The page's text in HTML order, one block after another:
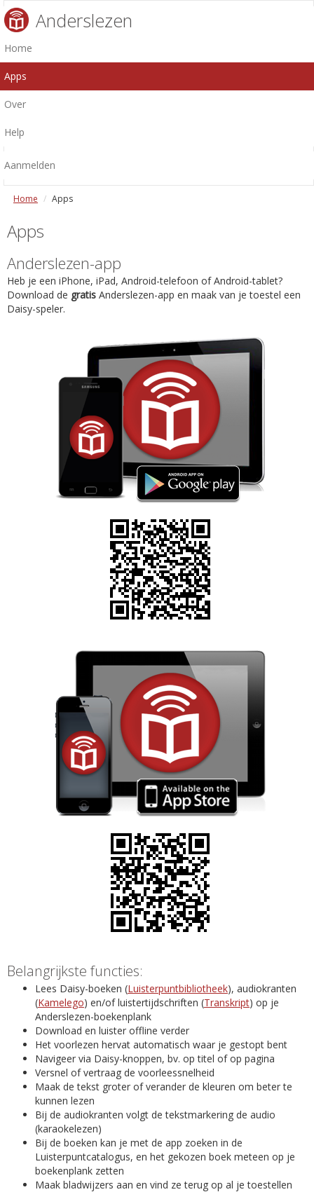
Anderslezen
Home
Apps
Over
Help
Aanmelden
Home Apps
Apps
Anderslezen-app
Heb je een iPhone, iPad, Android-telefoon of Android-tablet?
Download de gratis Anderslezen-app en maak van je toestel een
Daisy-speler.
Belangrijkste functies:
Lees Daisy-boeken (Luisterpuntbibliotheek), audiokranten
(Kamelego) en/of luistertijdschriften (Transkript) op je
Anderslezen-boekenplank
Download en luister offline verder
Het voorlezen hervat automatisch waar je gestopt bent
Navigeer via Daisy-knoppen, bv. op titel of op pagina
Versnel of vertraag de voorleessnelheid
Maak de tekst groter of verander de kleuren om beter te
kunnen lezen
Bij de audiokranten volgt de tekstmarkering de audio
(karaokelezen)
Bij de boeken kan je met de app zoeken in de
Luisterpuntcatalogus, en het gekozen boek meteen op je
boekenplank zetten
Maak bladwijzers aan en vind ze terug op al je toestellen